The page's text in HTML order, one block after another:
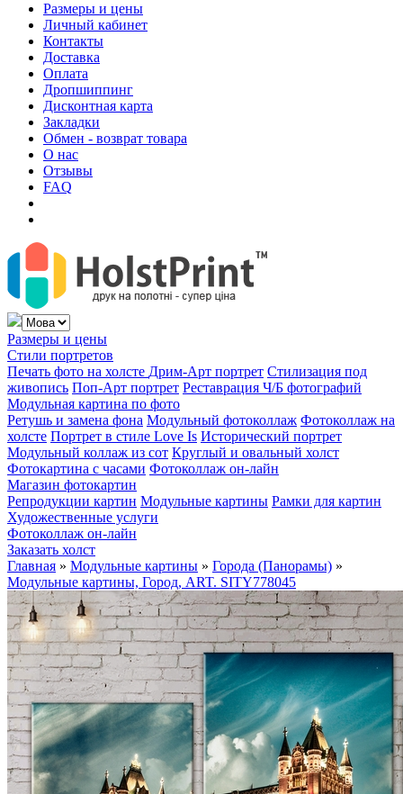
Размеры и цены
Личный кабинет
Контакты
Доставка
Оплата
Дропшиппинг
Дисконтная карта
Закладки
Обмен - возврат товара
О нас
Отзывы
FAQ
Размеры и цены
Стили портретов
Печать фото на холсте Дрим-Арт портрет Стилизация под
живопись Поп-Арт портрет Реставрация Ч/Б фотографий
Модульная картина по фото
Ретушь и замена фона Модульный фотоколлаж Фотоколлаж на
холсте Портрет в стиле Love Is Исторический портрет
Модульный коллаж из сот Круглый и овальный холст
Фотокартина с часами Фотоколлаж он-лайн
Магазин фотокартин
Репродукции картин Модульные картины Рамки для картин
Художественные услуги
Фотоколлаж он-лайн
Заказать холст
Главная » Модульные картины » Города (Панорамы) »
Модульные картины, Город, ART. SITY778045